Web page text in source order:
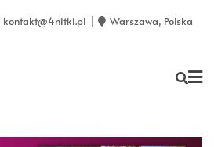
kontakt@4nitki.pl Warszawa, Polska